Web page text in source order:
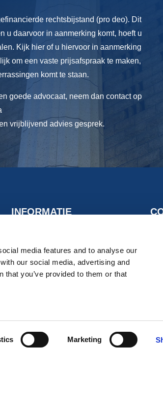
media features and to analyse our
our social media, advertising and
you’ve provided to them or that
Marketing
rechtsbijstand (pro deo). Dit
u daarvoor in aanmerking komt, hoeft u
Kijk hier of u hiervoor in aanmerking
om een vaste prijsafspraak te maken,
komt te staan.
goede advocaat, neem dan contact op
vrijblijvend advies gesprek.
INFORMATIE
In de media
Klachtenregeling
Disclaimer